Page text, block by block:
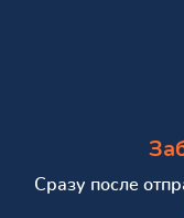
Сразу после